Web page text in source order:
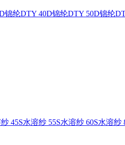
锦纶DTY 40D锦纶DTY 50D锦纶
45S水溶纱 55S水溶纱 60S水溶纱